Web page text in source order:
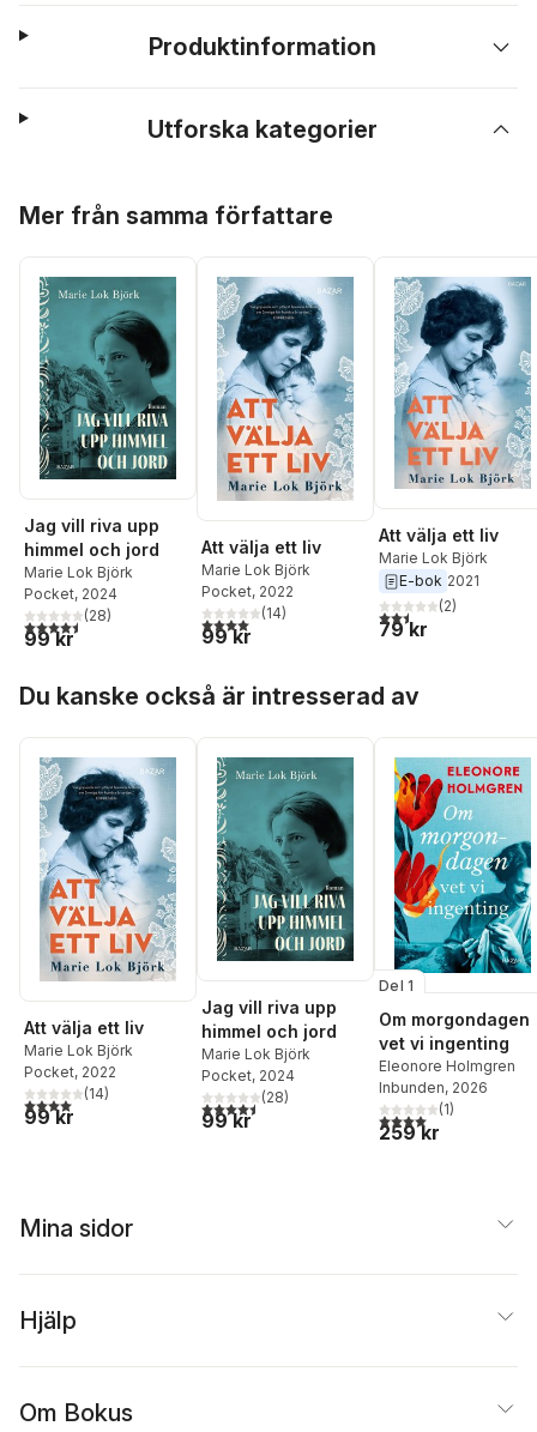
Produktinformation
Utforska kategorier
Mer från samma författare
Jag vill riva upp
himmel och jord
Marie Lok Björk
Pocket, 2024
4,5utav 5 stjärnor. Totalt antal röster:
(28)
99 kr
Att välja ett liv
Marie Lok Björk
Pocket, 2022
4,0utav 5 stjärnor. Totalt antal röster:
(14)
99 kr
Att välja ett liv
Marie Lok Björk
E-bok 2021
2,5utav 5 stjärnor.
(2)
79 kr
Du kanske också är intresserad av
Att välja ett liv
Marie Lok Björk
Pocket, 2022
4,0utav 5 stjärnor. Totalt antal röster:
(14)
99 kr
Jag vill riva upp
himmel och jord
Marie Lok Björk
Pocket, 2024
4,5utav 5 stjärnor. Totalt antal röster:
(28)
99 kr
Del 1
Om morgondagen
vet vi ingenting
Eleonore Holmgren
Inbunden, 2026
4,0utav 5 stjärnor.
(1)
259 kr
Mina sidor
Hjälp
Om Bokus